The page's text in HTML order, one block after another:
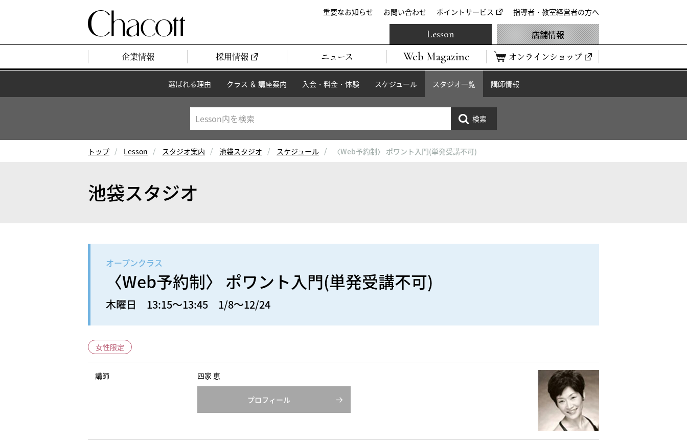
重要なお知らせ お問い合わせ ポイントサービス 指導者・教室経営者の方へ
企業情報 採用情報 ニュース Web Magazine オンラインショップ
Lesson 店舗情報
選ばれる理由 クラス ＆ 講座案内 入会・料金・体験 スケジュール スタジオ一覧 講師情報
トップ Lesson スタジオ案内 池袋スタジオ スケジュール 〈Web予約制〉 ポワント入門(単発受講不可)
池袋スタジオ
オープンクラス
〈Web予約制〉 ポワント入門(単発受講不可)
木曜日 13:15～13:45 1/8～12/24
女性限定
講師 四家 恵
プロフィール